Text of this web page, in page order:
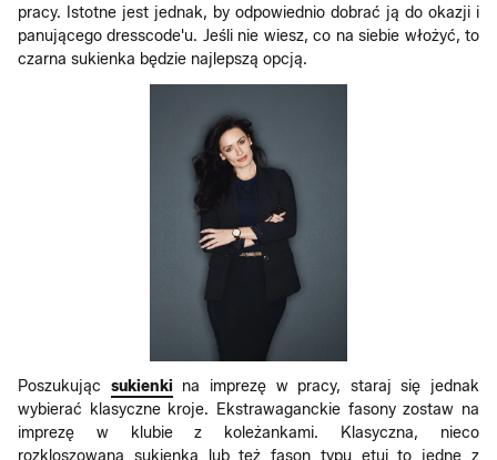
pracy. Istotne jest jednak, by odpowiednio dobrać ją do okazji i
panującego dresscode'u. Jeśli nie wiesz, co na siebie włożyć, to
czarna sukienka będzie najlepszą opcją.
Poszukując sukienki na imprezę w pracy, staraj się jednak
wybierać klasyczne kroje. Ekstrawaganckie fasony zostaw na
imprezę w klubie z koleżankami. Klasyczna, nieco
rozkloszowana sukienka lub też fason typu etui to jedne z